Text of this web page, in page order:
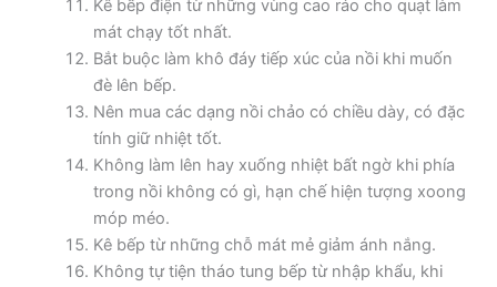
Kê bếp điện từ những vùng cao ráo cho quạt làm
mát chạy tốt nhất.
Bắt buộc làm khô đáy tiếp xúc của nồi khi muốn
đè lên bếp.
Nên mua các dạng nồi chảo có chiều dày, có đặc
tính giữ nhiệt tốt.
Không làm lên hay xuống nhiệt bất ngờ khi phía
trong nồi không có gì, hạn chế hiện tượng xoong
móp méo.
Kê bếp từ những chỗ mát mẻ giảm ánh nắng.
Không tự tiện tháo tung bếp từ nhập khẩu, khi